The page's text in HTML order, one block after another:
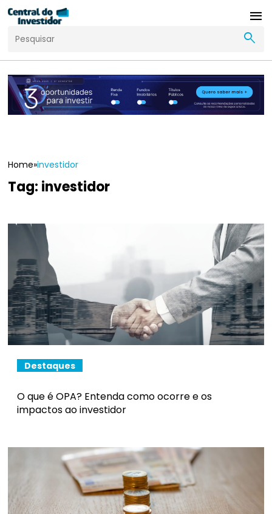
menu
search
Home»investidor
Tag: investidor
Destaques
O que é OPA? Entenda como ocorre e os
impactos ao investidor